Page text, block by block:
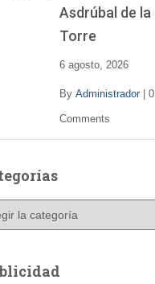
Asdrúbal de la
Torre
6 agosto, 2026
By Administrador| 0
Comments